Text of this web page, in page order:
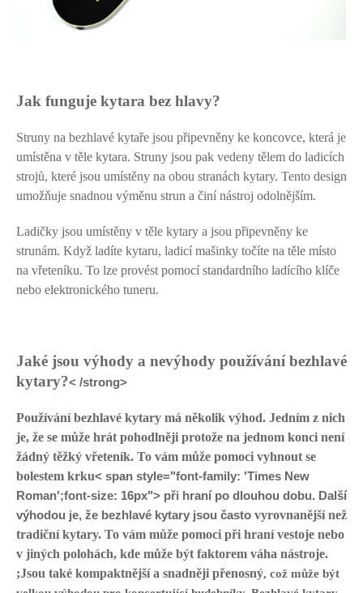
Jak funguje kytara bez hlavy?
Struny na bezhlavé kytaře jsou připevněny ke koncovce, která je
umístěna v těle kytara. Struny jsou pak vedeny tělem do ladicích
strojů, které jsou umístěny na obou stranách kytary. Tento design
umožňuje snadnou výměnu strun a činí nástroj odolnějším.
Ladičky jsou umístěny v těle kytary a jsou připevněny ke
strunám. Když ladíte kytaru, ladicí mašinky točíte na těle místo
na vřeteníku. To lze provést pomocí standardního ladícího klíče
nebo elektronického tuneru.
Jaké jsou výhody a nevýhody používání bezhlavé
kytary?< /strong>
Používání bezhlavé kytary má několik výhod. Jedním z nich
je, že se může hrát pohodlněji protože na jednom konci není
žádný těžký vřeteník. To vám může pomoci vyhnout se
bolestem krku< span style="font-family: 'Times New
Roman';font-size: 16px"> při hraní po dlouhou dobu. Další
výhodou je, že bezhlavé kytary jsou často vyrovnanější než
tradiční kytary. To vám může pomoci při hraní vestoje nebo
v jiných polohách, kde může být faktorem váha nástroje.
;Jsou také kompaktnější a snadněji přenosný, což může být